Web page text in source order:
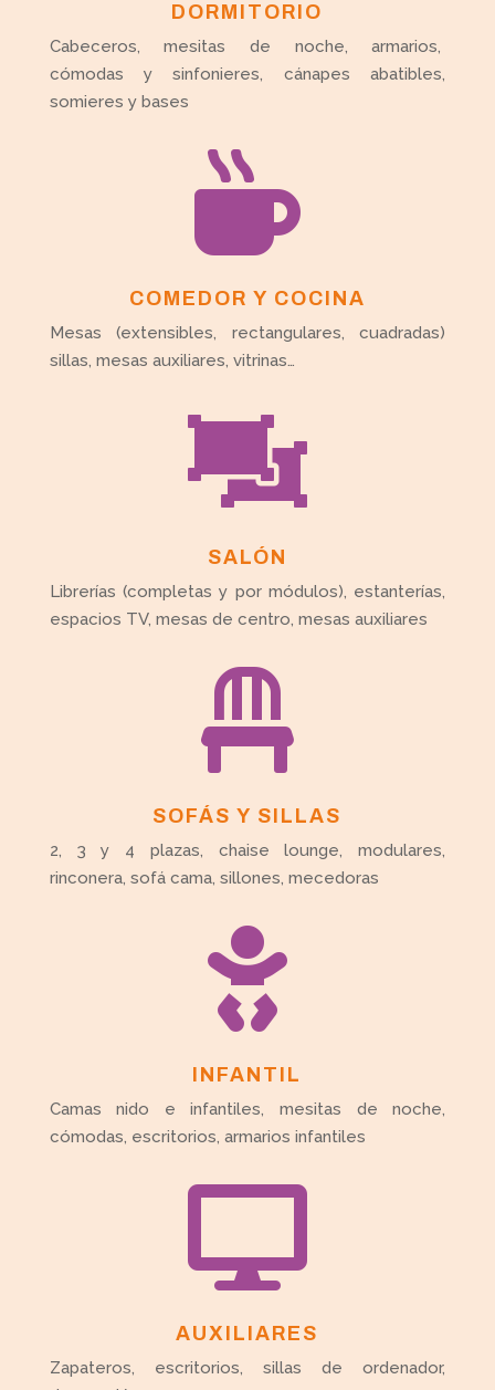
DORMITORIO
Cabeceros, mesitas de noche, armarios,
cómodas y sinfonieres, cánapes abatibles,
somieres y bases

COMEDOR Y COCINA
Mesas (extensibles, rectangulares, cuadradas)
sillas, mesas auxiliares, vitrinas…

SALÓN
Librerías (completas y por módulos), estanterías,
espacios TV, mesas de centro, mesas auxiliares

SOFÁS Y SILLAS
2, 3 y 4 plazas, chaise lounge, modulares,
rinconera, sofá cama, sillones, mecedoras

INFANTIL
Camas nido e infantiles, mesitas de noche,
cómodas, escritorios, armarios infantiles

AUXILIARES
Zapateros, escritorios, sillas de ordenador,